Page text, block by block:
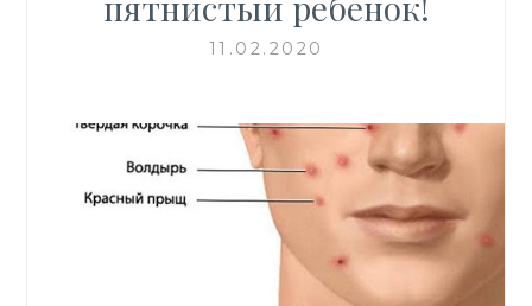
11.02.2020